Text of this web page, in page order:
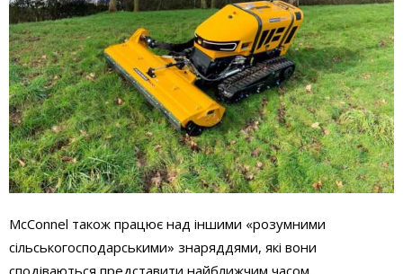
McConnel також працює над іншими «розумними
сільськогосподарськими» знаряддями, які вони